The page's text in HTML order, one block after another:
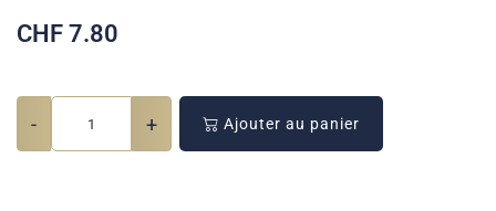
CHF 7.80
- + Ajouter au panier